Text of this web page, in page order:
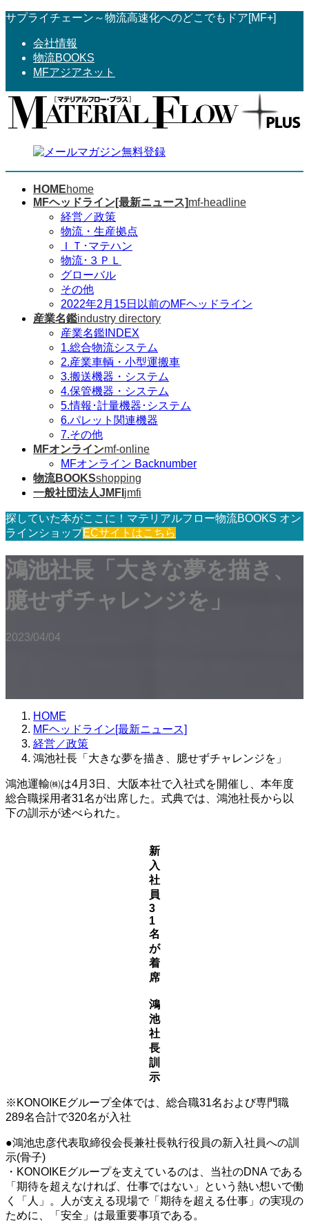
コ
へ
ス
ナ
ョ
ン
サプライチェーン～物流高速化へのどこでもドア[MF+]
会社情報
物流BOOKS
MFアジアネット
HOMEhome
MFヘッドライン[最新ニュース]mf-headline
経営／政策
物流・生産拠点
ＩＴ･マテハン
物流･３ＰＬ
グローバル
その他
2022年2月15日以前のMFヘッドライン
産業名鑑industry directory
産業名鑑INDEX
1.総合物流システム
2.産業車輌・小型運搬車
3.搬送機器・システム
4.保管機器・システム
5.情報･計量機器･システム
6.パレット関連機器
7.その他
MFオンラインmf-online
MFオンライン Backnumber
物流BOOKSshopping
一般社団法人JMFI jmfi
探していた本がここに！マテリアルフロー物流BOOKS オン
ラインショップECサイトはこちら
鴻池社長「大きな夢を描き、
臆せずチャレンジを」
2023/04/04
HOME
MFヘッドライン[最新ニュース]
経営／政策
鴻池社長「大きな夢を描き、臆せずチャレンジを」
鴻池運輸㈱は4月3日、大阪本社で入社式を開催し、本年度
総合職採用者31名が出席した。式典では、鴻池社長から以
下の訓示が述べられた。
新
入
社
員
3
1
名
が
着
席
鴻
池
社
長
訓
示
※KONOIKEグループ全体では、総合職31名および専門職
289名合計で320名が入社
●鴻池忠彦代表取締役会長兼社長執行役員の新入社員への訓
示(骨子)
・KONOIKEグループを支えているのは、当社のDNA である
「期待を超えなければ、仕事ではない」という熱い想いで働
く「人」。人が支える現場で「期待を超える仕事」の実現の
ために、「安全」は最重要事項である。